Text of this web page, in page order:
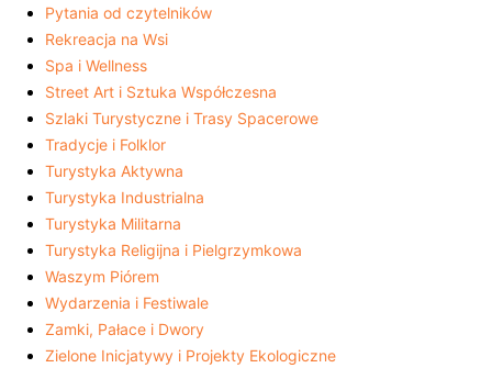
Pytania od czytelników
Rekreacja na Wsi
Spa i Wellness
Street Art i Sztuka Współczesna
Szlaki Turystyczne i Trasy Spacerowe
Tradycje i Folklor
Turystyka Aktywna
Turystyka Industrialna
Turystyka Militarna
Turystyka Religijna i Pielgrzymkowa
Waszym Piórem
Wydarzenia i Festiwale
Zamki, Pałace i Dwory
Zielone Inicjatywy i Projekty Ekologiczne